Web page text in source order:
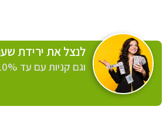
לנצל את ירידת
וגם קניות עם עד 10% הנחה